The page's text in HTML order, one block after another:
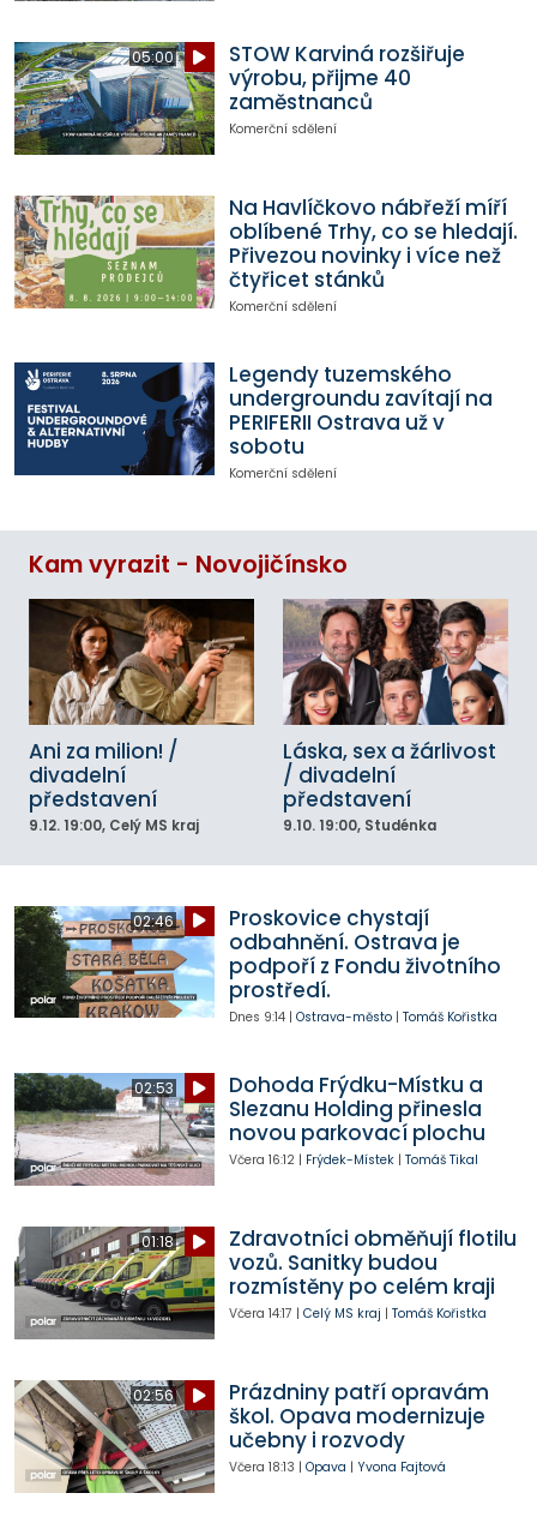
05:00
STOW Karviná rozšiřuje
výrobu, přijme 40
zaměstnanců
Komerční sdělení
Na Havlíčkovo nábřeží míří
oblíbené Trhy, co se hledají.
Přivezou novinky i více než
čtyřicet stánků
Komerční sdělení
Legendy tuzemského
undergroundu zavítají na
PERIFERII Ostrava už v
sobotu
Komerční sdělení
Kam vyrazit - Novojičínsko
Ani za milion! /
divadelní
představení
9.12. 19:00, Celý MS kraj
Láska, sex a žárlivost
/ divadelní
představení
9.10. 19:00, Studénka
02:46
Proskovice chystají
odbahnění. Ostrava je
podpoří z Fondu životního
prostředí.
Dnes 9:14| Ostrava-město| Tomáš Kořistka
02:53
Dohoda Frýdku-Místku a
Slezanu Holding přinesla
novou parkovací plochu
Včera 16:12| Frýdek-Místek| Tomáš Tikal
01:18
Zdravotníci obměňují flotilu
vozů. Sanitky budou
rozmístěny po celém kraji
Včera 14:17 | Celý MS kraj | Tomáš Kořistka
02:56
Prázdniny patří opravám
škol. Opava modernizuje
učebny i rozvody
Včera 18:13 | Opava | Yvona Fajtová